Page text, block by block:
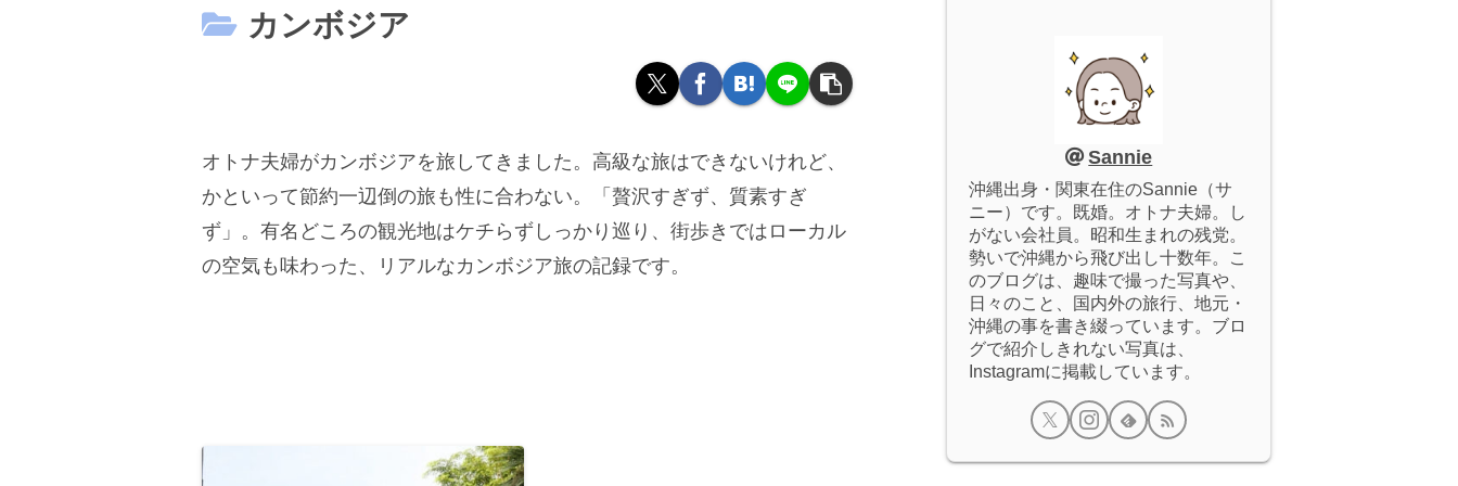
カンボジア
オトナ夫婦がカンボジアを旅してきました。高級な旅はできないけれど、
かといって節約一辺倒の旅も性に合わない。「贅沢すぎず、質素すぎ
ず」。有名どころの観光地はケチらずしっかり巡り、街歩きではローカル
の空気も味わった、リアルなカンボジア旅の記録です。
Sannie
沖縄出身・関東在住のSannie（サ
ニー）です。既婚。オトナ夫婦。し
がない会社員。昭和生まれの残党。
勢いで沖縄から飛び出し十数年。こ
のブログは、趣味で撮った写真や、
日々のこと、国内外の旅行、地元・
沖縄の事を書き綴っています。ブロ
グで紹介しきれない写真は、
Instagramに掲載しています。